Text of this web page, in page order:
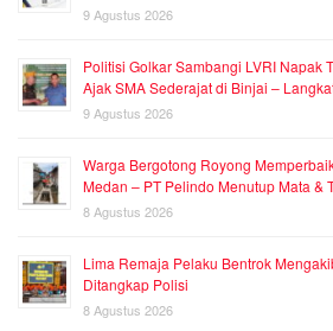
9 Agustus 2026
Politisi Golkar Sambangi LVRI Napak
Ajak SMA Sederajat di Binjai –
9 Agustus 2026
Warga Bergotong Royong
Medan – PT Pelindo Menutup Mata &
8 Agustus 2026
Lima Remaja Pelaku Bentrok
Ditangkap Polisi
8 Agustus 2026